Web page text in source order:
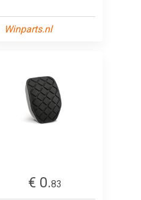
Winparts.nl
€ 0.83